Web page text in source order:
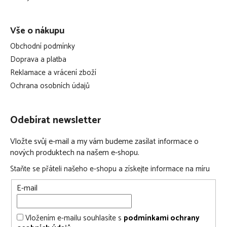
zapínání na patentky v oblasti ramen lze přizpůsobit a
nastavit tak menší, či větší velikost
spací pytel má certifikát Öko-Tex Standard 100, který
dokládá jeho vhodnost pro použití v dětské postýlce
tento produkt byl opakovaně a nezávisle testován na
vnější materiál: 100% bavlna
výplň: 30% TENCEL®, 70% polyester
údržba: lze prát na 60 °C
Vnitřní spací pytel v bodech:
vnitřní spací pytel Liebmich
obléká se pod vnější spací pytel
použitelný i samostatně jako lehký spací pytel v letních
Vše o nákupu
Obchodní podmínky
Doprava a platba
Reklamace a vrácení zboží
Ochrana osobních údajů
Odebírat newsletter
Vložte svůj e-mail a my vám budeme zasílat informace o
nových produktech na našem e-shopu.
Staňte se přáteli našeho e-shopu a získejte informace na míru
E-mail
Vložením e-mailu souhlasíte s podmínkami ochrany